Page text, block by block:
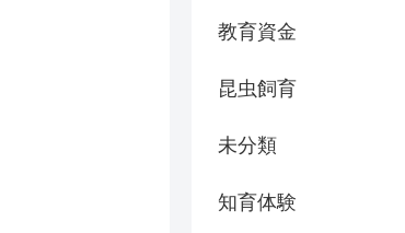
教育資金
昆虫飼育
未分類
知育体験